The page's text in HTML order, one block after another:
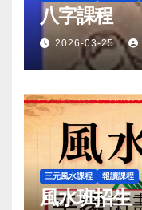
八字課程
2026-03-25
三元風水課程 報讀課程
風水班招生